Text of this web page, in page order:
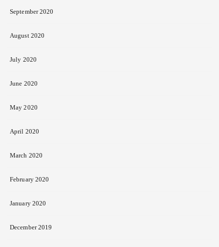
September 2020
August 2020
July 2020
June 2020
May 2020
April 2020
March 2020
February 2020
January 2020
December 2019